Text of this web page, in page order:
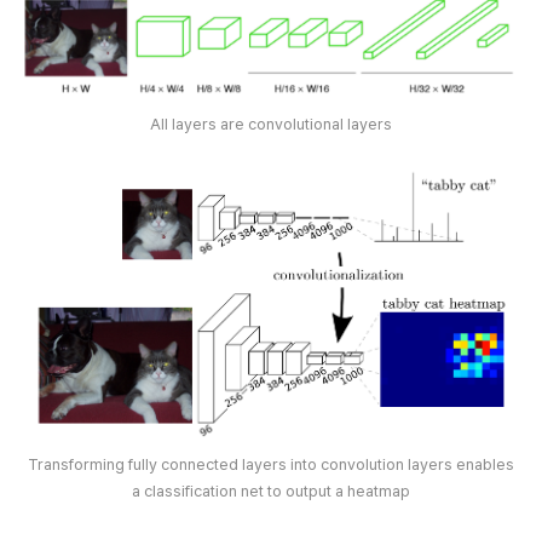
All layers are convolutional layers
Transforming fully connected layers into convolution layers enables
a classification net to output a heatmap